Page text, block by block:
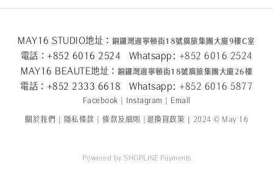
MAY16 STUDIO地址： 銅鑼灣邊寧頓街18號廣旅集團大廈9樓C室
電話：+852 6016 2524 Whatsapp: +852 6016 2524
MAY16 BEAUTE地址： 銅鑼灣邊寧頓街18號廣旅集團大廈26樓
電話：+852 2333 6618 Whatsapp: +852 6016 5877
Facebook Instagram Email
關於我們 隱私條款 條款及細則 退換貨政策 2024 © May 16
Powered by SHOPLINE Payments